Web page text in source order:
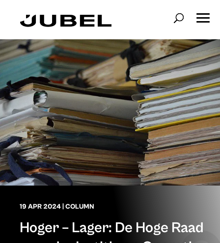
19 APR 2024 COLUMN
Hoger – Lager: De Hoge Raad